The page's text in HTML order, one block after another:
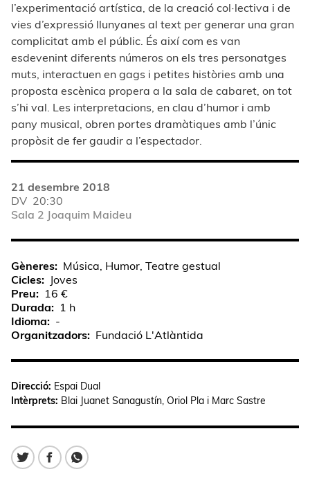
l’experimentació artística, de la creació col·lectiva i de
vies d’expressió llunyanes al text per generar una gran
complicitat amb el públic. És així com es van
esdevenint diferents números on els tres personatges
muts, interactuen en gags i petites històries amb una
proposta escènica propera a la sala de cabaret, on tot
s’hi val. Les interpretacions, en clau d’humor i amb
pany musical, obren portes dramàtiques amb l’únic
propòsit de fer gaudir a l’espectador.
21 desembre 2018
DV 20:30
Sala 2 Joaquim Maideu
Gèneres
Música, Humor, Teatre gestual
Cicles
Joves
Preu
16 €
Durada
1 h
Idioma
-
Organitzadors
Fundació L'Atlàntida
Direcció: Espai Dual
Intèrprets: Blai Juanet Sanagustín, Oriol Pla i Marc Sastre